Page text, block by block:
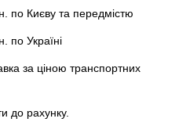
по Києву та передмістю
по Україні
за ціною транспортних
до рахунку.